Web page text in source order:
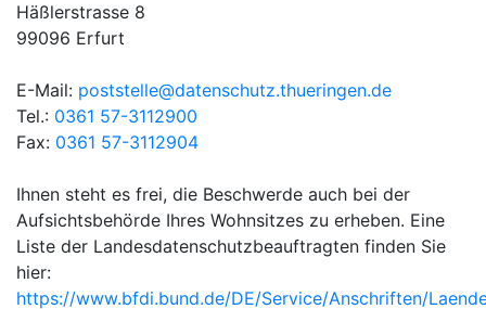
Häßlerstrasse 8
99096 Erfurt
E-Mail: poststelle@datenschutz.thueringen.de
Tel.: 0361 57-3112900
Fax: 0361 57-3112904
Ihnen steht es frei, die Beschwerde auch bei der
Aufsichtsbehörde Ihres Wohnsitzes zu erheben. Eine
Liste der Landesdatenschutzbeauftragten finden Sie
hier:
https://www.bfdi.bund.de/DE/Service/Anschriften/